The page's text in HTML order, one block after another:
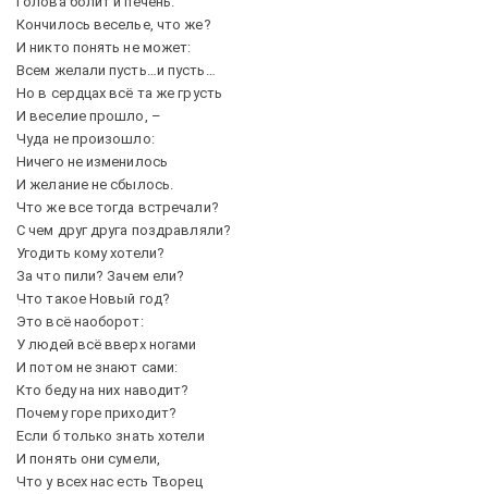
Кончилось веселье, что же?
И никто понять не может:
Всем желали пусть…и пусть…
Но в сердцах всё та же грусть
И веселие прошло, –
Чуда не произошло:
Ничего не изменилось
И желание не сбылось.
Что же все тогда встречали?
С чем друг друга поздравляли?
Угодить кому хотели?
За что пили? Зачем ели?
Что такое Новый год?
Это всё наоборот:
У людей всё вверх ногами
И потом не знают сами:
Кто беду на них наводит?
Почему горе приходит?
Если б только знать хотели
И понять они сумели,
Что у всех нас есть Творец